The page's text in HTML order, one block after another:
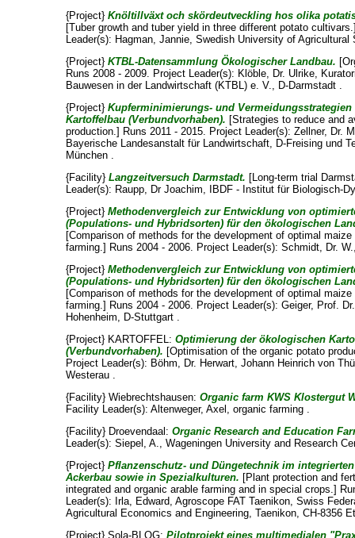
{Project}Knöltillväxt och skördeutveckling hos olika
[Tuber growth and tuber yield in three different potato
Leader(s): Hagman, Jannie, Swedish University of Agricultural
{Project}KTBL-Datensammlung Ökologischer Landbau.
Runs 2008 - 2009. Project Leader(s): Klöble, Dr. Ulrike,
Bauwesen in der Landwirtschaft (KTBL) e. V., D-Darmstadt .
{Project}Kupferminimierungs- und
Kartoffelbau (Verbundvorhaben). [Strategies to reduce and
production.] Runs 2011 - 2015. Project Leader(s):Zellner, Dr.
Bayerische Landesanstalt für Landwirtschaft, D-Freising und
München .
{Facility}Langzeitversuch Darmstadt. [Long-term trial
Leader(s): Raupp, Dr Joachim, IBDF - Institut für Biologisch-
{Project}Methodenvergleich zur Entwicklung von
(Populations- und Hybridsorten) für den ökologischen
[Comparison of methods for the development of optimal
farming.] Runs 2004 - 2006. Project Leader(s):Schmidt, Dr. W.
{Project}Methodenvergleich zur Entwicklung von
(Populations- und Hybridsorten) für den ökologischen
[Comparison of methods for the development of optimal
farming.] Runs 2004 - 2006. Project Leader(s):Geiger, Prof.
Hohenheim, D-Stuttgart .
{Project} KARTOFFEL:Optimierung der ökologischen
(Verbundvorhaben). [Optimisation of the organic potato
Project Leader(s): Böhm, Dr. Herwart, Johann Heinrich von
Westerau .
{Facility} Wiebrechtshausen:Organic farm KWS Klostergut
Facility Leader(s):Altenweger, Axel , organic farming .
{Facility} Droevendaal:Organic Research and Education
Leader(s):Siepel, A., Wageningen University and Research
{Project}Pflanzenschutz- und Düngetechnik im
Ackerbau sowie in Spezialkulturen. [Plant protection and
integrated and organic arable farming and in special crops.]
Leader(s): Irla, Edward, Agroscope FAT Taenikon, Swiss
Agricultural Economics and Engineering, Taenikon, CH-8356
{Project} Sola-BLOG:Pilotprojekt eines multimedialen